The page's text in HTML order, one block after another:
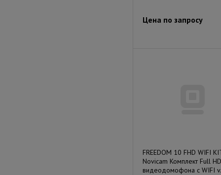
Цена по запросу
FREEDOM 10 FHD WIFI
Novicam Комплект Full HD
видеодомофона с WIFI